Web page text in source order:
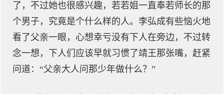
了，不过她也很感兴趣，若若姐一直奉若师长的那
个男子，究竟是个什么样的人。李弘成有些恼火地
看了父亲一眼，心想幸亏没有下人在旁边，不过转
念一想，下人们应该早就习惯了靖王那张嘴，赶紧
问道：“父亲大人问那少年做什么？”